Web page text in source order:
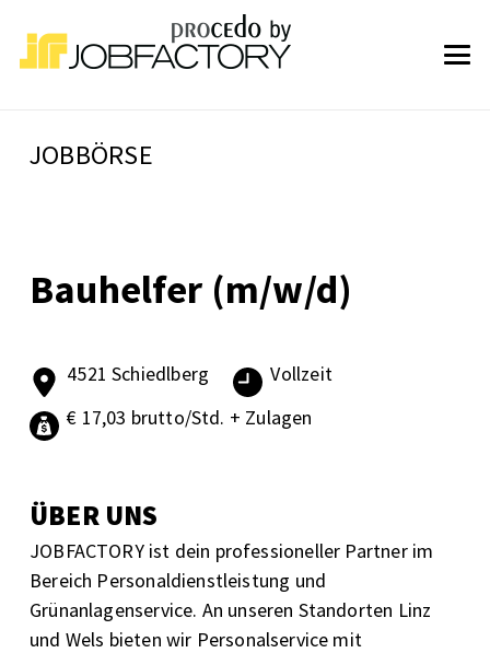
JOBBÖRSE
Bauhelfer (m/w/d)
4521 Schiedlberg
Vollzeit
€ 17,03 brutto/Std. + Zulagen
ÜBER UNS
JOBFACTORY ist dein professioneller Partner im
Bereich Personaldienstleistung und
Grünanlagenservice. An unseren Standorten Linz
und Wels bieten wir Personalservice mit